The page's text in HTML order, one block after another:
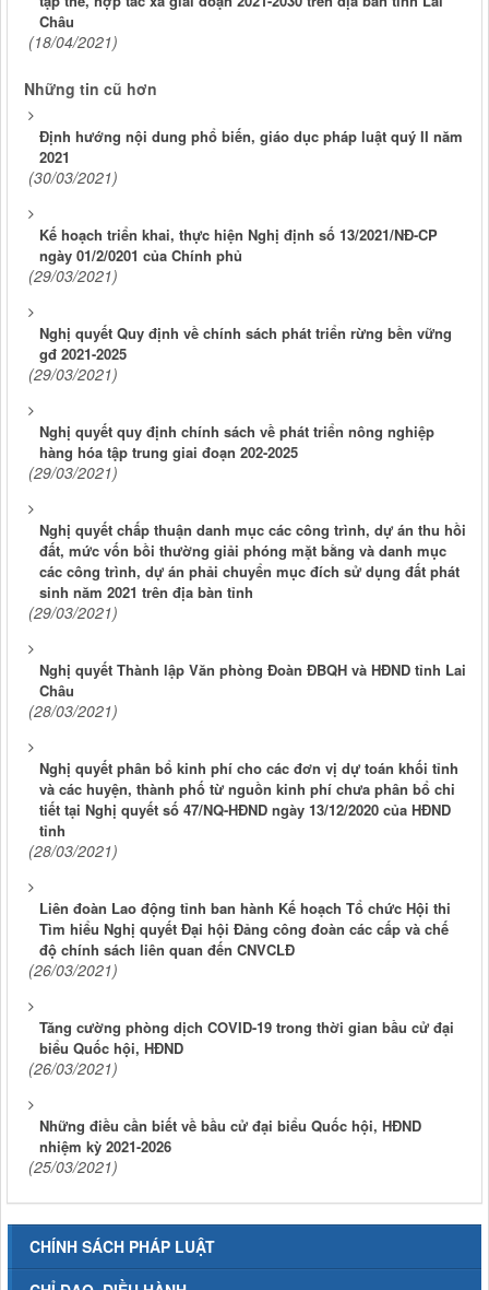
Châu
(18/04/2021)
Những tin cũ hơn
Định hướng nội dung phổ biến, giáo dục pháp luật quý II năm
2021
(30/03/2021)
Kế hoạch triển khai, thực hiện Nghị định số 13/2021/NĐ-CP
ngày 01/2/0201 của Chính phủ
(29/03/2021)
Nghị quyết Quy định về chính sách phát triển rừng bền vững
gđ 2021-2025
(29/03/2021)
Nghị quyết quy định chính sách về phát triển nông nghiệp
hàng hóa tập trung giai đoạn 202-2025
(29/03/2021)
Nghị quyết chấp thuận danh mục các công trình, dự án thu hồi
đất, mức vốn bồi thường giải phóng mặt bằng và danh mục
các công trình, dự án phải chuyển mục đích sử dụng đất phát
sinh năm 2021 trên địa bàn tỉnh
(29/03/2021)
Nghị quyết Thành lập Văn phòng Đoàn ĐBQH và HĐND tỉnh Lai
Châu
(28/03/2021)
Nghị quyết phân bổ kinh phí cho các đơn vị dự toán khối tỉnh
và các huyện, thành phố từ nguồn kinh phí chưa phân bổ chi
tiết tại Nghị quyết số 47/NQ-HĐND ngày 13/12/2020 của HĐND
tỉnh
(28/03/2021)
Liên đoàn Lao động tỉnh ban hành Kế hoạch Tổ chức Hội thi
Tìm hiểu Nghị quyết Đại hội Đảng công đoàn các cấp và chế
độ chính sách liên quan đến CNVCLĐ
(26/03/2021)
Tăng cường phòng dịch COVID-19 trong thời gian bầu cử đại
biểu Quốc hội, HĐND
(26/03/2021)
Những điều cần biết về bầu cử đại biểu Quốc hội, HĐND
nhiệm kỳ 2021-2026
(25/03/2021)
CHÍNH SÁCH PHÁP LUẬT